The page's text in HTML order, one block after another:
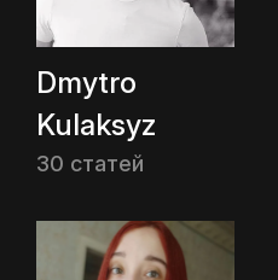
Dmytro
Kulaksyz
30 статей